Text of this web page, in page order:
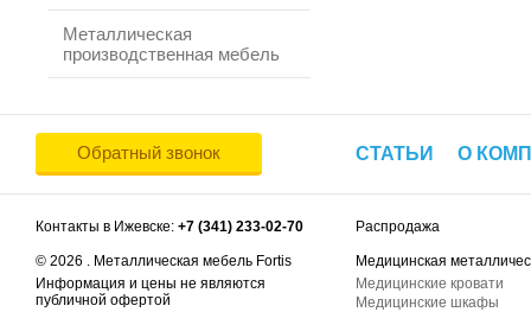
Металлическая
производственная мебель
Обратный звонок СТАТЬИ О
Контакты в Ижевске: +7 (341) 233-02-70
© 2026 . Металлическая мебель Fortis
Информация и цены не являются
публичной офертой
Распродажа
Медицинская
Медицинские кровати
Медицинские шкафы